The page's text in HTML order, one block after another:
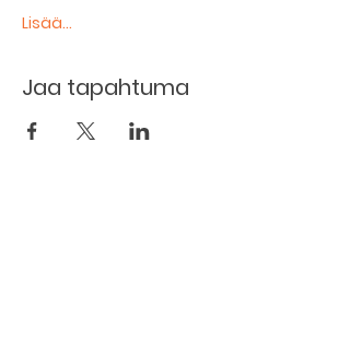
Lisää...
Jaa tapahtuma